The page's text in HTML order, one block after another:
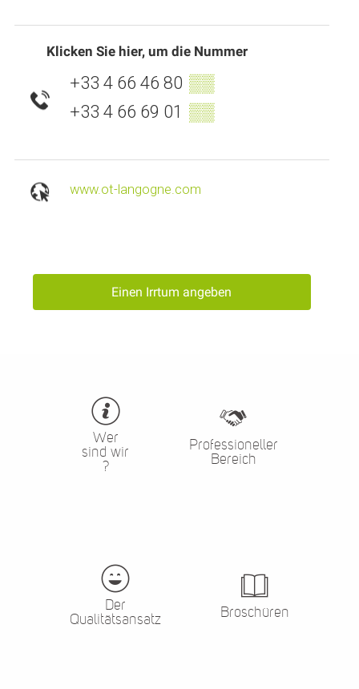
Klicken Sie hier, um die Nummer
+33 4 66 46 80 ▒▒
+33 4 66 69 01 ▒▒
www.ot-langogne.com
Einen Irrtum angeben
Wer
sind wir
?
Professioneller
Bereich
Der
Qualitätsansatz
Broschüren